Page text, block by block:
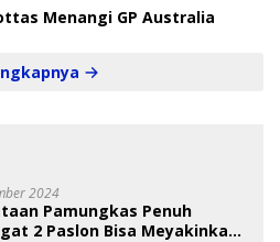
Menangi GP Australia
2024
Pamungkas Penuh
2 Paslon Bisa Meyakinkan